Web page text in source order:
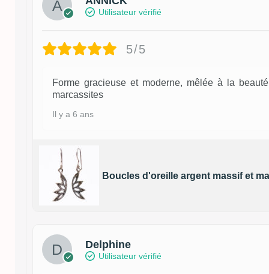
Utilisateur vérifié
5/5
Forme gracieuse et moderne, mêlée à la
marcassites
Il y a 6 ans
Boucles d'oreille argent massif et
Delphine
Utilisateur vérifié